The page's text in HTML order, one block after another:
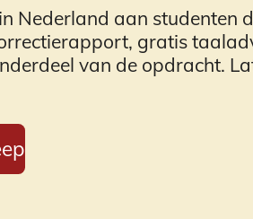
Nederland aan studenten
gratis
van de opdracht.